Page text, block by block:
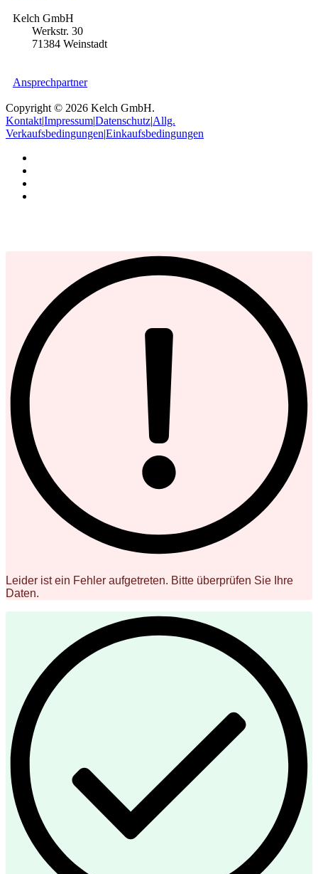
Kelch GmbH
Werkstr. 30
71384 Weinstadt
Ansprechpartner
Copyright © 2026 Kelch GmbH.
Kontakt|Impressum|Datenschutz|Allg.
Verkaufsbedingungen|Einkaufsbedingungen
Leider ist ein Fehler aufgetreten. Bitte überprüfen Sie Ihre
Daten.